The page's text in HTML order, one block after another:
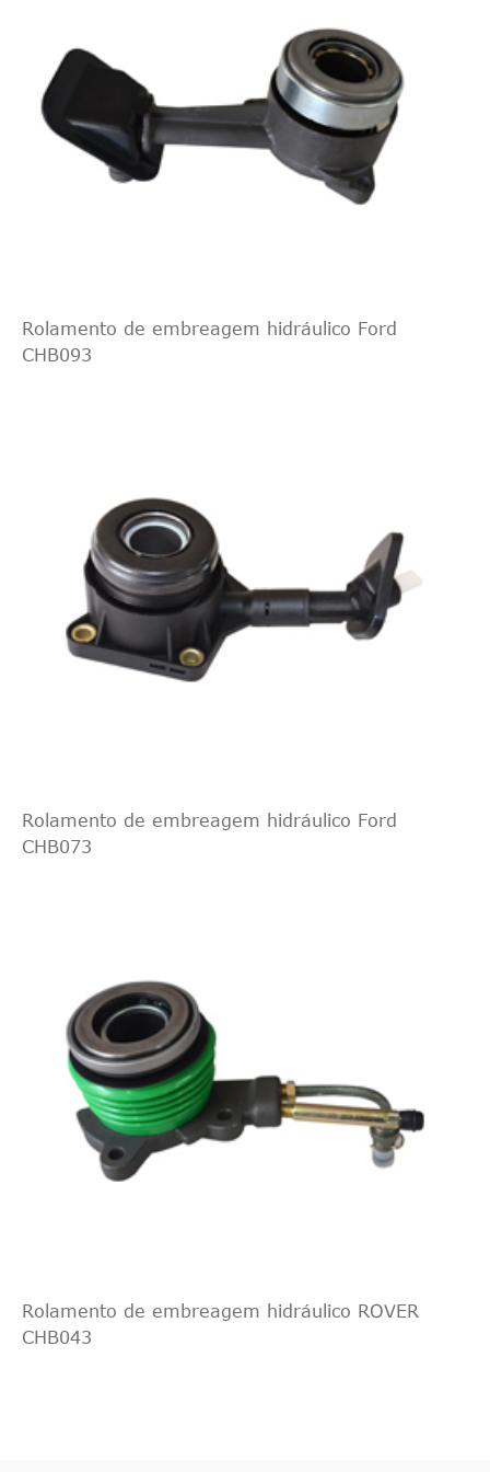
1989 Mercúrio
XR-7
Sedan 2
portas
3.8L 232Cu.
Em. V6 GÁS
OHV
Supercharged
Rolamento de embreagem hidráulico Ford
CHB093
Rolamento de embreagem hidráulico Ford
CHB073
Rolamento de embreagem hidráulico ROVER
CHB043